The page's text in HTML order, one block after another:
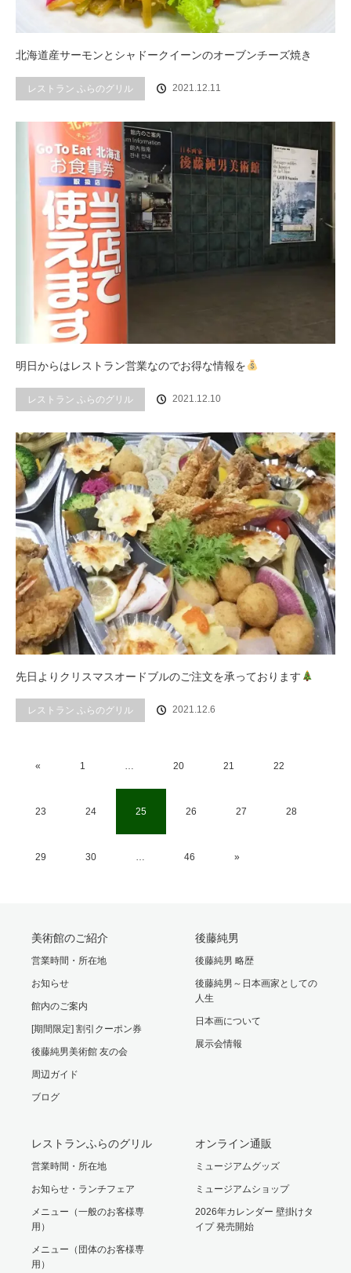
北海道産サーモンとシャドークイーンのオーブンチーズ焼き
レストラン ふらのグリル 2021.12.11
明日からはレストラン営業なのでお得な情報を
レストラン ふらのグリル 2021.12.10
先日よりクリスマスオードブルのご注文を承っております
レストラン ふらのグリル 2021.12.6
« 1 … 20 21 22
23 24 25 26 27 28
29 30 … 46 »
美術館のご紹介
営業時間・所在地
お知らせ
館内のご案内
[期間限定] 割引クーポン券
後藤純男美術館 友の会
周辺ガイド
ブログ
後藤純男
後藤純男 略歴
後藤純男～日本画家としての
人生
日本画について
展示会情報
レストランふらのグリル
営業時間・所在地
お知らせ・ランチフェア
メニュー（一般のお客様専
用）
メニュー（団体のお客様専
用）
オンライン通販
ミュージアムグッズ
ミュージアムショップ
2026年カレンダー 壁掛けタ
イプ 発売開始